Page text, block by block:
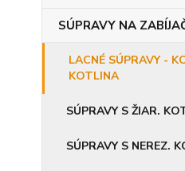
SÚPRAVY NA
LACNÉ SÚPRAVY -
KOTLINA
SÚPRAVY S ŽIAR.
SÚPRAVY S NEREZ.